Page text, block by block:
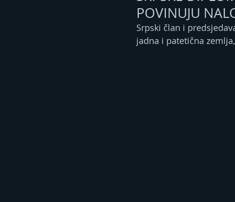
POVINUJU
Srpski član i
jadna i patetična